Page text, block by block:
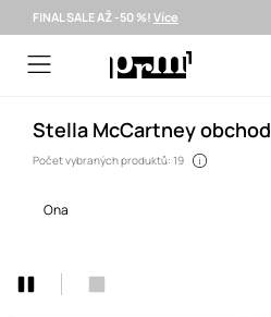
FINAL SALE AŽ -50 %! Více
Stella McCartney obchod
Počet vybraných produktů: 19
ona